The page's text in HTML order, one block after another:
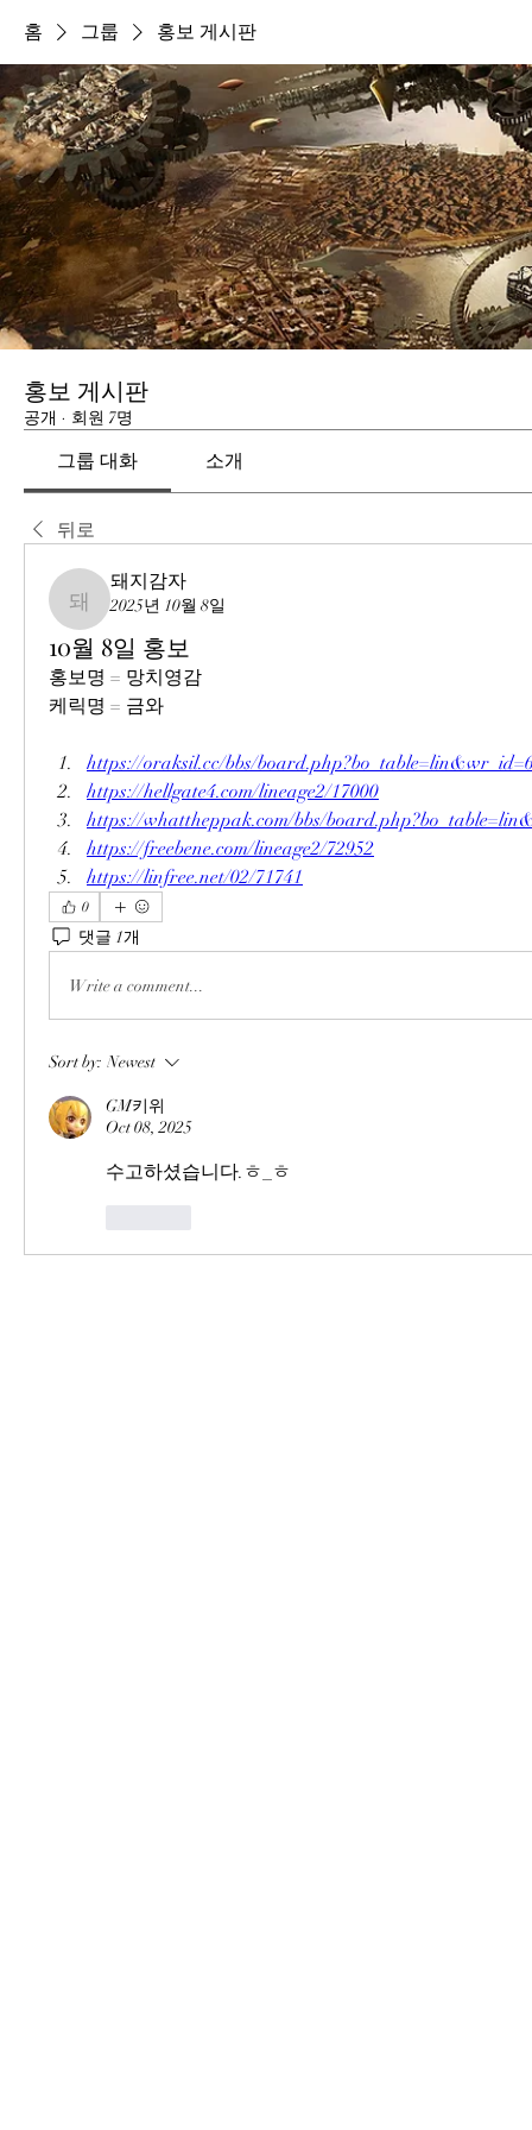
홈 그룹 홍보 게시판
홍보 게시판
공개 · 회원 7명
그룹 대화 소개
뒤로
돼지감자
돼지감자
2025년 10월 8일
10월 8일 홍보
홍보명 = 망치영감
케릭명 = 금와
https://oraksil.cc/bbs/
https://hellgate4.com/lineage2/17000
https://whattheppak.com/bbs/
https://freebene.com/lineage2/72952
https://linfree.net/02/71741
0
댓글 1개
Write a comment...
Sort by: Newest
GM키위
Oct 08, 2025
수고하셨습니다.ㅎ_ㅎ